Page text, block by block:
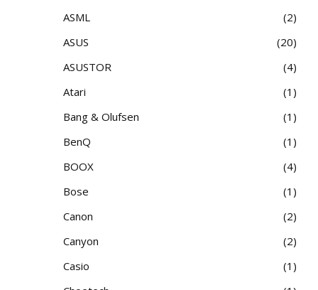
ASML
2
ASUS
20
ASUSTOR
4
Atari
1
Bang & Olufsen
1
BenQ
1
BOOX
4
Bose
1
Canon
2
Canyon
2
Casio
1